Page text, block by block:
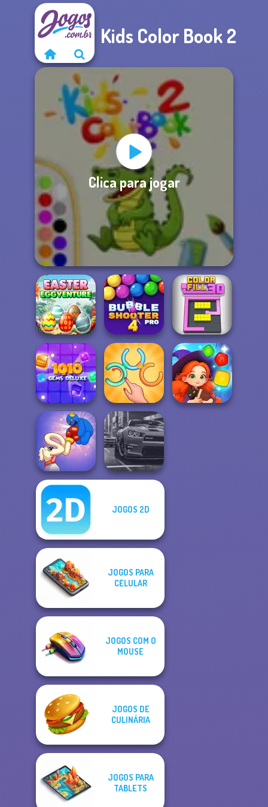
Kids Color Book 2
Clica para jogar
Easter
Eggventure
Bubble Shooter
Pro 4
Color Fill 3D
10X10 Gems
Deluxe
Untangle Rings
Master
Long Dog - Long
Nose
JOGOS 2D
JOGOS PARA
CELULAR
JOGOS COM O
MOUSE
JOGOS DE
CULINÁRIA
JOGOS PARA
TABLETS